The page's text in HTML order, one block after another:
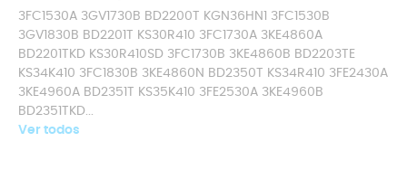
3FC1530A 3GV1730B BD2200T KGN36HN1 3FC1530B
3GV1830B BD2201T KS30R410 3FC1730A 3KE4860A
BD2201TKD KS30R410SD 3FC1730B 3KE4860B BD2203TE
KS34K410 3FC1830B 3KE4860N BD2350T KS34R410 3FE2430A
3KE4960A BD2351T KS35K410 3FE2530A 3KE4960B
BD2351TKD...
Ver todos